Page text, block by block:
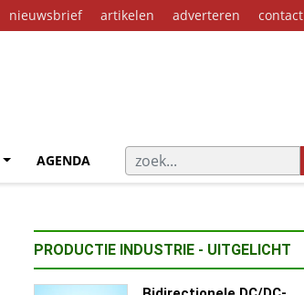
nieuwsbrief artikelen adverteren contact
AGENDA
PRODUCTIE INDUSTRIE - UITGELICHT